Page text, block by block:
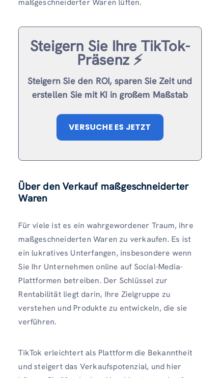
maßgeschneiderter Waren lüften.
Steigern Sie Ihre TikTok-
Präsenz ⚡️
Steigern Sie den ROI, sparen Sie Zeit und
erstellen Sie mit KI in großem Maßstab
VERSUCHE ES JETZT
Über den Verkauf maßgeschneiderter
Waren
Für viele ist es ein wahrgewordener Traum, ihre
maßgeschneiderten Waren zu verkaufen. Es ist
ein lukratives Unterfangen, insbesondere wenn
Sie Ihr Unternehmen online auf Social-Media-
Plattformen betreiben. Der Schlüssel zur
Rentabilität liegt darin, Ihre Zielgruppe zu
verstehen und Produkte zu entwickeln, die sie
verführen.
TikTok erleichtert als Plattform die Bekanntheit
und steigert das Verkaufspotenzial, und hier